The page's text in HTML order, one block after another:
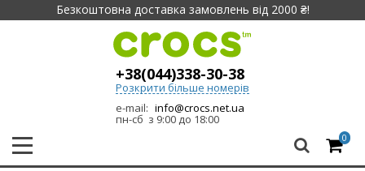
Безкоштовна доставка замовлень від 2000 ₴!
+38(044)338-30-38
Розкрити більше номерів
e-mail: info@crocs.net.ua
пн-сб з 9:00 до 18:00
0